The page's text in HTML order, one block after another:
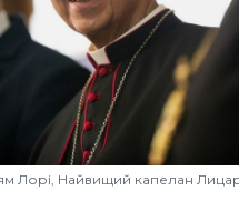
Лорі, Найвищий капелан